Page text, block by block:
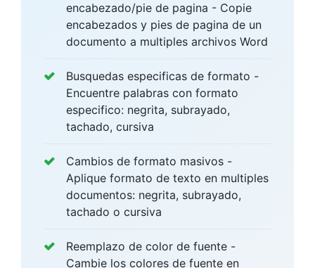
encabezado/pie de pagina - Copie
encabezados y pies de pagina de un
documento a multiples archivos Word
Busquedas especificas de formato -
Encuentre palabras con formato
especifico: negrita, subrayado,
tachado, cursiva
Cambios de formato masivos -
Aplique formato de texto en multiples
documentos: negrita, subrayado,
tachado o cursiva
Reemplazo de color de fuente -
Cambie los colores de fuente en